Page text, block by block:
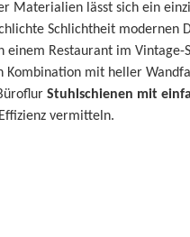
Materialien lässt sich ein
Schlichtheit modernen
einem Restaurant im Vintage-
Kombination mit heller
Stuhlschienen mit
vermitteln.